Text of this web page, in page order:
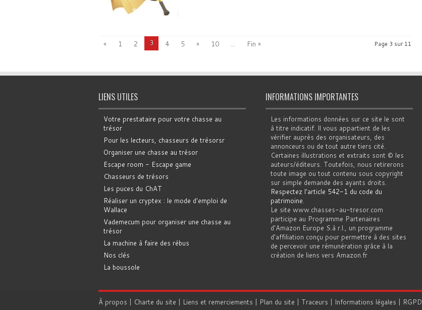
Page 3 sur 11
« 1 2 3 4 5 » 10 ... Fin »
LIENS UTILES
Votre prestataire pour votre chasse au
trésor
Pour les lecteurs, chasseurs de trésorsr
Organiser une chasse au trésor
Escape room - Escape game
Chasseurs de trésors
Les puces du ChAT
Réaliser un cryptex : le mode d'emploi de
Wallace
Vademecum pour organiser une chasse au
trésor
La machine à faire des rébus
Nos clés
La boussole
INFORMATIONS IMPORTANTES
Les informations données sur ce site le sont
à titre indicatif. Il vous appartient de les
vérifier auprès des organisateurs, des
annonceurs ou de tout autre tiers cité.
Certaines illustrations et extraits sont © les
auteurs/éditeurs. Toutefois, nous retirerons
toute image ou tout contenu sous copyright
sur simple demande des ayants droits.
Respectez l'article 542-1 du code du
patrimoine.
Le site www.chasses-au-tresor.com
participe au Programme Partenaires
d’Amazon Europe S.à r.l., un programme
d’affiliation conçu pour permettre à des sites
de percevoir une rémunération grâce à la
création de liens vers Amazon.fr
À propos | Charte du site | Liens et remerciements | Plan du site | Traceurs | Informations légales | RGPD